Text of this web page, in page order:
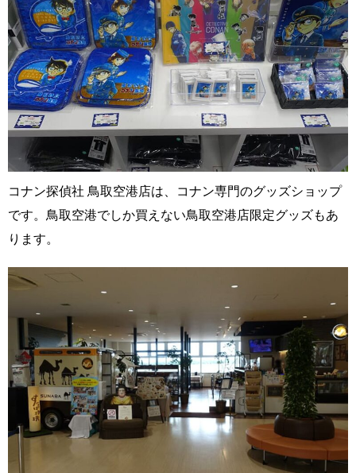
コナン探偵社 鳥取空港店は、コナン専門のグッズショップ
です。鳥取空港でしか買えない鳥取空港店限定グッズもあ
ります。